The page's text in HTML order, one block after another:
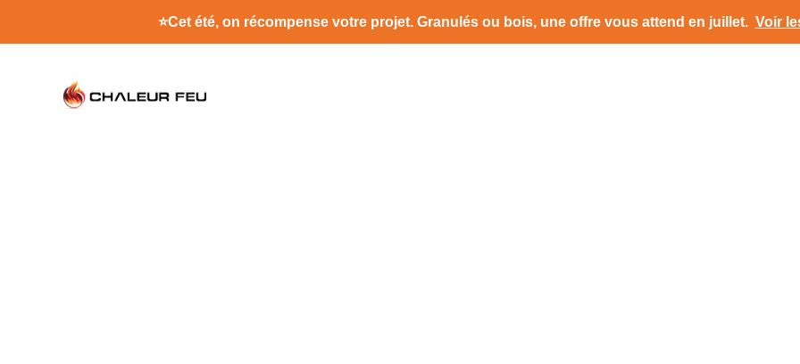
⭐Cet été, on récompense votre projet.Granulés ou bois, une offre vous attend en juillet. Voir